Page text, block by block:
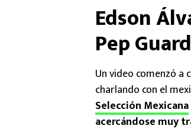
Edson
Pep
Un video comenzó a
charlando con el
Selección Mexicana
acercándose muy